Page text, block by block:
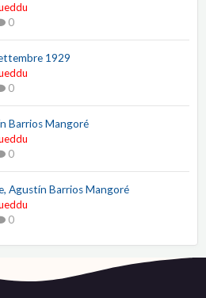
0
1929
0
Barrios Mangoré
0
Agustín Barrios Mangoré
0